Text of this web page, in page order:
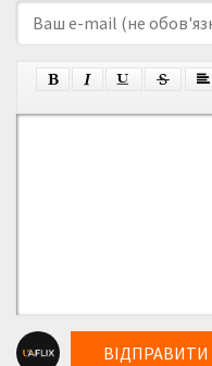
ВІДПРАВИТИ